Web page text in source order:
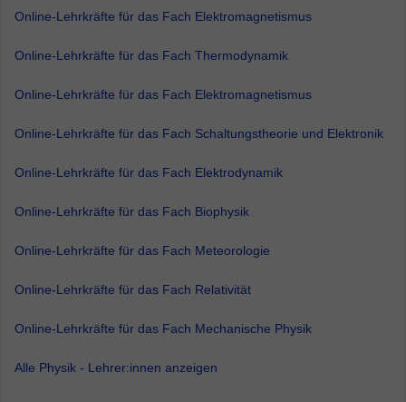
Online-Lehrkräfte für das Fach Elektromagnetismus
Online-Lehrkräfte für das Fach Thermodynamik
Online-Lehrkräfte für das Fach Elektromagnetismus
Online-Lehrkräfte für das Fach Schaltungstheorie und Elektronik
Online-Lehrkräfte für das Fach Elektrodynamik
Online-Lehrkräfte für das Fach Biophysik
Online-Lehrkräfte für das Fach Meteorologie
Online-Lehrkräfte für das Fach Relativität
Online-Lehrkräfte für das Fach Mechanische Physik
Alle Physik - Lehrer:innen anzeigen